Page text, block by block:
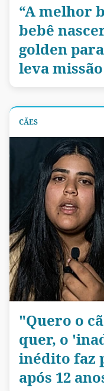
“A melhor
bebê
golden
leva
CÃES
"Quero o
quer, o
inédito faz
após 12